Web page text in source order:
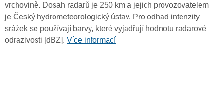
vrchovině. Dosah radarů je 250 km a jejich provozovatelem
je Český hydrometeorologický ústav. Pro odhad intenzity
srážek se používají barvy, které vyjadřují hodnotu radarové
odrazivosti [dBZ]. Více informací